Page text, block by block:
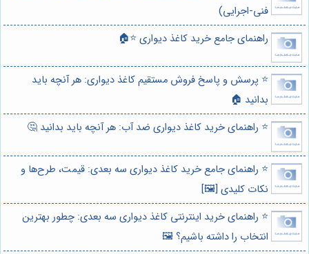
فنی-اجرایی)
راهنمای جامع خرید کاغذ دیواری ⭐️🏠
⭐️ پرسش و پاسخ فروش مستقیم کاغذ دیواری: هر آنچه باید
بدانید 🏠
⭐️ راهنمای خرید کاغذ دیواری ضد آب: هر آنچه باید بدانید 🤔
⭐️ راهنمای جامع خرید کاغذ دیواری سه بعدی: قیمت، طرح‌ها و
نکات کلیدی [🖼️]
⭐️ راهنمای خرید اینترنتی کاغذ دیواری سه بعدی: چطور بهترین
انتخاب را داشته باشیم؟ 🖼️